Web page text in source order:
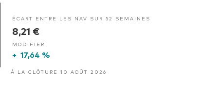
ÉCART ENTRE LES NAV SUR 52 SEMAINES
8,21 €
MODIFIER
+ 17,64 %
À LA CLÔTURE 10 AOÛT 2026